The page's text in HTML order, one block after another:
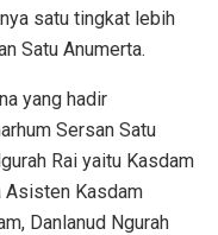
satu tingkat lebih
Satu Anumerta.
yang hadir
Sersan Satu
Rai yaitu Kasdam
Asisten Kasdam
Danlanud Ngurah